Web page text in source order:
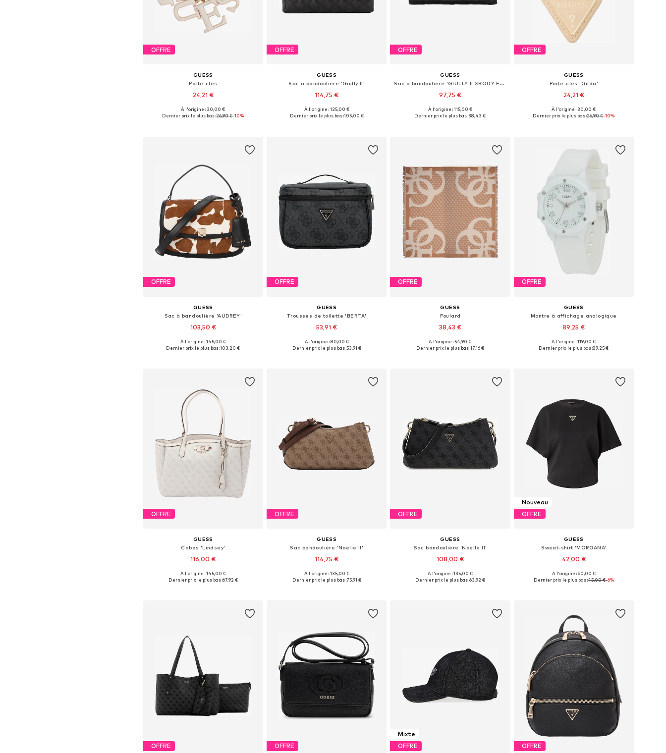
OFFRE
GUESS
Porte-clés
24,21 €
Tailles disponibles: One Size
À l'origine : 30,00 €
Dernier prix le plus bas :26,90 €-10%
OFFRE
GUESS
Sac à bandoulière 'Giully II'
114,75 €
Tailles disponibles: One Size
À l'origine : 135,00 €
Dernier prix le plus bas :105,00 €
OFFRE
GUESS
Sac à bandoulière 'GIULLY II XBODY FLAP ORGANIZER'
97,75 €
Tailles disponibles: One Size
À l'origine : 115,00 €
Dernier prix le plus bas :38,43 €
OFFRE
GUESS
Porte-clés 'Gilda'
24,21 €
Tailles disponibles: One Size
À l'origine : 30,00 €
Dernier prix le plus bas :26,90 €-10%
OFFRE
GUESS
Sac à bandoulière 'AUDREY'
103,50 €
Tailles disponibles: One Size
À l'origine : 145,00 €
Dernier prix le plus bas :103,20 €
OFFRE
GUESS
Trousses de toilette 'BERTA'
53,91 €
Tailles disponibles: One Size
À l'origine : 80,00 €
Dernier prix le plus bas :53,91 €
OFFRE
GUESS
Foulard
38,43 €
Tailles disponibles: One Size
À l'origine : 54,90 €
Dernier prix le plus bas :17,16 €
OFFRE
GUESS
Montre à affichage analogique
89,25 €
Tailles disponibles: One Size
À l'origine : 119,00 €
Dernier prix le plus bas :89,25 €
OFFRE
GUESS
Cabas 'Lindsey'
116,00 €
Tailles disponibles: One Size
À l'origine : 145,00 €
Dernier prix le plus bas :67,92 €
OFFRE
GUESS
Sac bandoulière 'Noelle II'
114,75 €
Tailles disponibles: One Size
À l'origine : 135,00 €
Dernier prix le plus bas :75,91 €
OFFRE
GUESS
Sac bandoulière 'Noelle II'
108,00 €
Tailles disponibles: One Size
À l'origine : 135,00 €
Dernier prix le plus bas :63,92 €
Nouveau
OFFRE
GUESS
Sweat-shirt 'MORGANA'
42,00 €
Tailles disponibles: XS, S, M, L, XL
À l'origine : 60,00 €
Dernier prix le plus bas :45,00 €-6%
OFFRE OFFRE
Mixte
OFFRE
OFFRE